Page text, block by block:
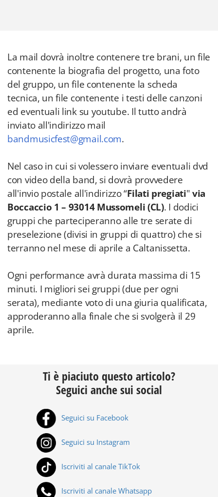
La mail dovrà inoltre contenere tre brani, un file
contenente la biografia del progetto, una foto
del gruppo, un file contenente la scheda
tecnica, un file contenente i testi delle canzoni
ed eventuali link su youtube. Il tutto andrà
inviato all'indirizzo mail
bandmusicfest@gmail.com.
Nel caso in cui si volessero inviare eventuali dvd
con video della band, si dovrà provvedere
all'invio postale all'indirizzo “Filati pregiati"via
Boccaccio 1 – 93014 Mussomeli (CL). I dodici
gruppi che parteciperanno alle tre serate di
preselezione (divisi in gruppi di quattro) che si
terranno nel mese di aprile a Caltanissetta.
Ogni performance avrà durata massima di 15
minuti. I migliori sei gruppi (due per ogni
serata), mediante voto di una giuria qualificata,
approderanno alla finale che si svolgerà il 29
aprile.
Ti è piaciuto questo articolo?
Seguici anche sui social
Seguici su Facebook
Seguici su Instagram
Iscriviti al canale TikTok
Iscriviti al canale Whatsapp